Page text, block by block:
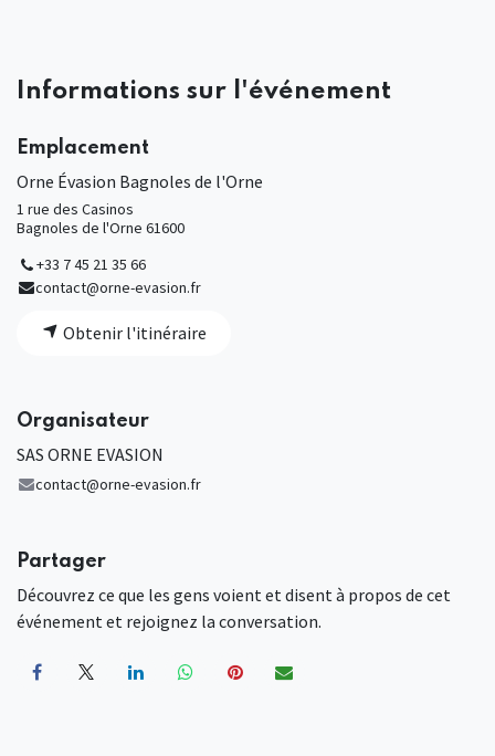
Informations sur l'événement
Emplacement
Orne Évasion Bagnoles de l'Orne
1 rue des Casinos
Bagnoles de l'Orne 61600
+33 7 45 21 35 66
contact@orne-evasion.fr
Obtenir l'itinéraire
Organisateur
SAS ORNE EVASION
contact@orne-evasion.fr
Partager
Découvrez ce que les gens voient et disent à propos de cet
événement et rejoignez la conversation.